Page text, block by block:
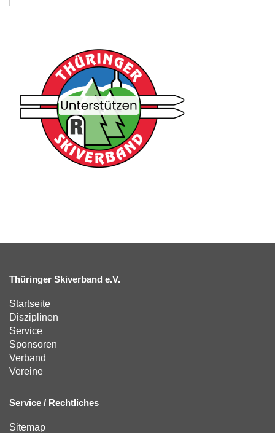
Thüringer Skiverband e.V.
Startseite
Disziplinen
Service
Sponsoren
Verband
Vereine
Service / Rechtliches
Sitemap